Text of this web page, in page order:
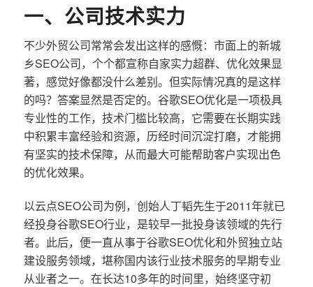
一、公司技术实力
不少外贸公司常常会发出这样的感慨：市面上的新城
乡SEO公司，个个都宣称自家实力超群、优化效果显
著，感觉好像都没什么差别。但实际情况真的是这样
的吗？答案显然是否定的。谷歌SEO优化是一项极具
专业性的工作，技术门槛比较高，它需要在长期实践
中积累丰富经验和资源，历经时间沉淀打磨，才能拥
有坚实的技术保障，从而最大可能帮助客户实现出色
的优化效果。
以云点SEO公司为例，创始人丁韬先生于2011年就已
经投身谷歌SEO行业，是较早一批投身该领域的先行
者。此后，便一直从事于谷歌SEO优化和外贸独立站
建设服务领域，堪称国内该行业技术服务的早期专业
从业者之一。在长达10多年的时间里，始终坚守初